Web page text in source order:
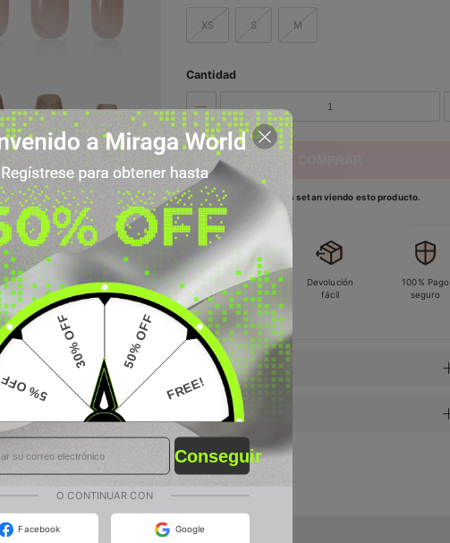
XS S M
Cantidad
39 personas setan viendo esto producto.
Envío gratis
en pedidos
superiores a
US$99.99
Devolución
fácil
100% Pago
seguro
Especificaciones
Descripción
50% OFF
FREE!
5% OFF
30% OFF 50% OFF
FREE!
5% OFF
30% OFF
Conseguir
O CONTINUAR CON
Facebook Google